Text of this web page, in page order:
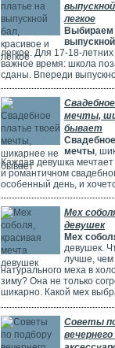
легкое
Выбираем
легкое. Для 17-18-
важное время: школа
сданы. Впереди
самых красивых и
Особенно тщательно
Они заранее думают о
макияже и аксессуарах.
можно сравнить с
девушки соревнуются,
мечты,
бывает
мечты,
Каждая девушка
и романтичном
особенный день, и
потрясающе! Но
может быть непросто.
ходили по магазинам,
искали платье в
проще благодаря
можно найти много
разных дизайнеров.
Мех
девушек
Мех
девушек.
лучше,
натурального меха в
зиму? Она не только
шикарно. Какой мех
женщины чаще всего
соболя. Они красивые,
очень элегантно.
Советы